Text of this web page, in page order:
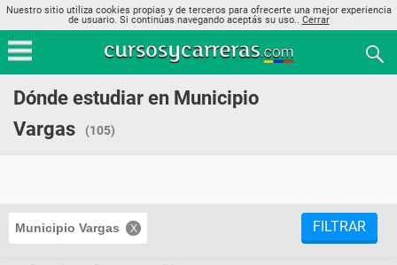
Nuestro sitio utiliza cookies propias y de terceros para ofrecerte una mejor experiencia
de usuario. Si continúas navegando aceptás su uso.. Cerrar
Dónde estudiar en Municipio
Vargas
(105)
Municipio Vargas FILTRAR